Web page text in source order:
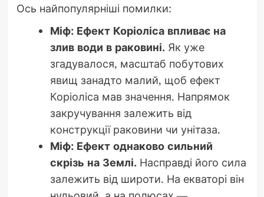
Ось найпопулярніші помилки:
Міф: Ефект Коріоліса впливає на
злив води в раковині. Як уже
згадувалося, масштаб побутових
явищ занадто малий, щоб ефект
Коріоліса мав значення. Напрямок
закручування залежить від
конструкції раковини чи унітаза.
Міф: Ефект однаково сильний
скрізь на Землі. Насправді його сила
залежить від широти. На екваторі він